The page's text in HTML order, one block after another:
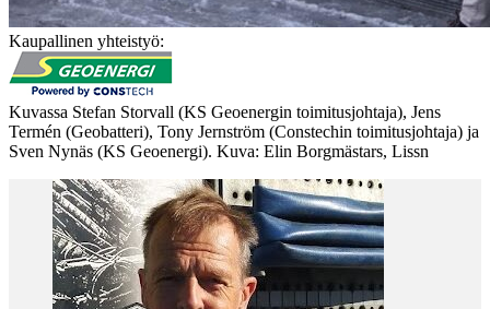
Kaupallinen yhteistyö:
Kuvassa Stefan Storvall (KS Geoenergin toimitusjohtaja), Jens
Termén (Geobatteri), Tony Jernström (Constechin toimitusjohtaja) ja
Sven Nynäs (KS Geoenergi). Kuva: Elin Borgmästars, Lissn